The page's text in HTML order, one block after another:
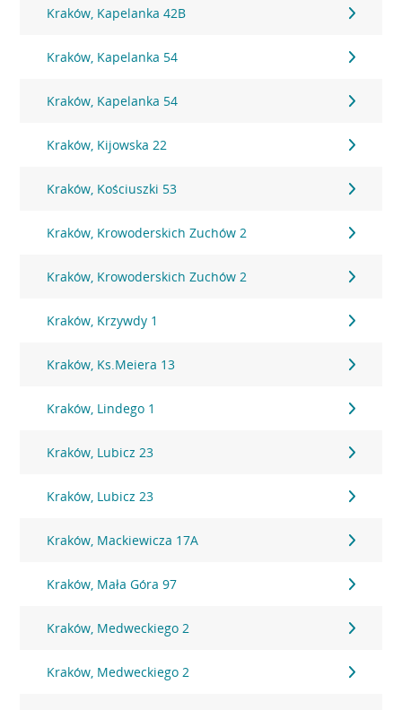
Kraków, Kapelanka 42B
Kraków, Kapelanka 54
Kraków, Kapelanka 54
Kraków, Kijowska 22
Kraków, Kościuszki 53
Kraków, Krowoderskich Zuchów 2
Kraków, Krowoderskich Zuchów 2
Kraków, Krzywdy 1
Kraków, Ks.Meiera 13
Kraków, Lindego 1
Kraków, Lubicz 23
Kraków, Lubicz 23
Kraków, Mackiewicza 17A
Kraków, Mała Góra 97
Kraków, Medweckiego 2
Kraków, Medweckiego 2